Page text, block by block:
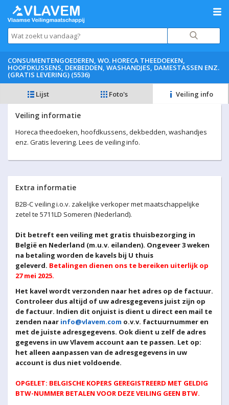
CONSUMENTENGOEDEREN, WO. HORECA THEEDOEKEN,
HOOFDKUSSENS, DEKBEDDEN, WASHANDJES, DAMESTASSEN ENZ.
(GRATIS LEVERING) (5536)
Lijst Foto's Veiling info
Veiling informatie
Horeca theedoeken, hoofdkussens, dekbedden, washandjes
enz. Gratis levering. Lees de veiling info.
Extra informatie
B2B-C veiling i.o.v. zakelijke verkoper met maatschappelijke
zetel te 5711LD Someren (Nederland).
Dit betreft een veiling met gratis thuisbezorging in
België en Nederland (m.u.v. eilanden). Ongeveer 3 weken
na betaling worden de kavels bij U thuis
geleverd. Betalingen dienen ons te bereiken uiterlijk op
27 mei 2025.
Het kavel wordt verzonden naar het adres op de factuur.
Controleer dus altijd of uw adresgegevens juist zijn op
de factuur. Indien dit onjuist is dient u direct een mail te
zenden naar info@vlavem.com o.v.v. factuurnummer en
met de juiste adresgegevens. Ook dient u zelf de adres
gegevens in uw Vlavem account aan te passen. Let op:
het alleen aanpassen van de adresgegevens in uw
account is dus niet voldoende.
OPGELET: BELGISCHE KOPERS GEREGISTREERD MET GELDIG
BTW-NUMMER BETALEN VOOR DEZE VEILING GEEN BTW.